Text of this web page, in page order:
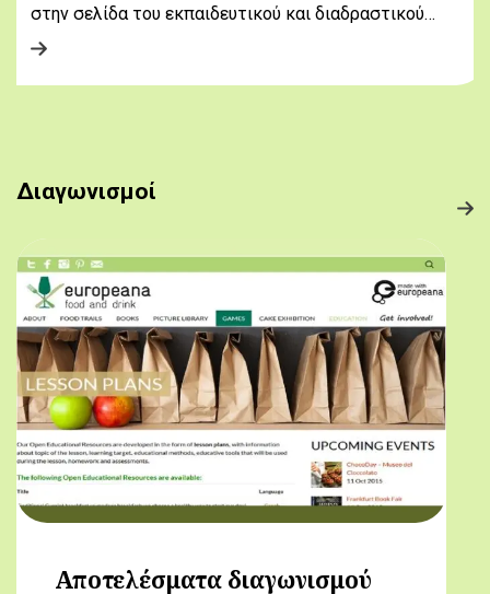
στην σελίδα του εκπαιδευτικού και διαδραστικού…
Διαγωνισμοί
Αποτελέσματα διαγωνισμού